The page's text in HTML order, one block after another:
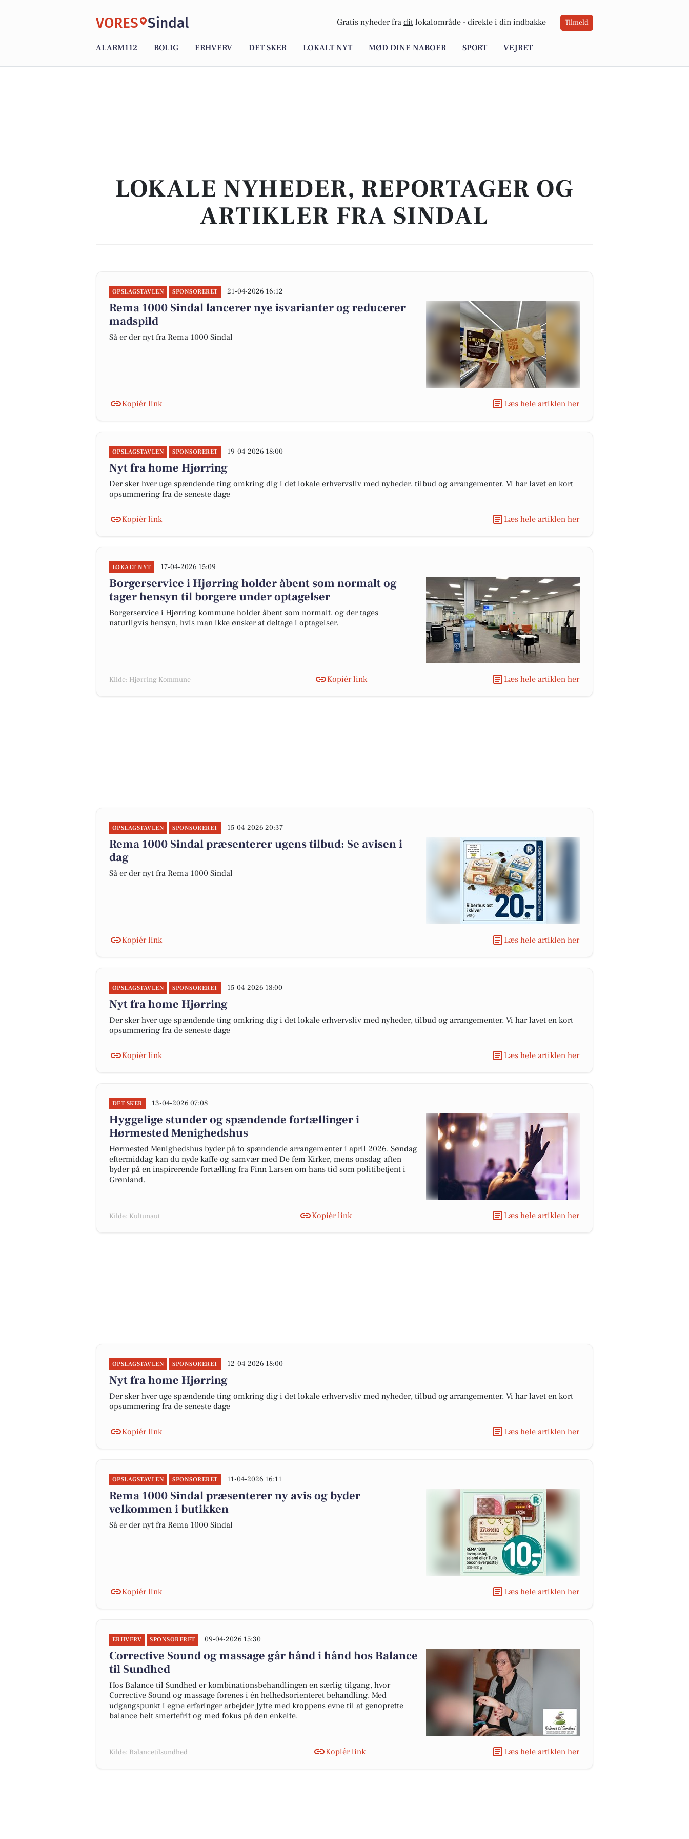
VORES Sindal Gratis nyheder fra dit lokalområde - direkte i din indbakke Tilmeld
ALARM112 BOLIG ERHVERV DET SKER LOKALT NYT MØD DINE NABOER SPORT VEJRET
LOKALE NYHEDER, REPORTAGER OG
ARTIKLER FRA SINDAL
OPSLAGSTAVLEN SPONSORERET 21-04-2026 16:12
Rema 1000 Sindal lancerer nye isvarianter og reducerer
madspild
Så er der nyt fra Rema 1000 Sindal
Kopiér link Læs hele artiklen her
OPSLAGSTAVLEN SPONSORERET 19-04-2026 18:00
Nyt fra home Hjørring
Der sker hver uge spændende ting omkring dig i det lokale erhvervsliv med nyheder, tilbud og arrangementer. Vi har lavet en kort
opsummering fra de seneste dage
Kopiér link Læs hele artiklen her
LOKALT NYT 17-04-2026 15:09
Borgerservice i Hjørring holder åbent som normalt og
tager hensyn til borgere under optagelser
Borgerservice i Hjørring kommune holder åbent som normalt, og der tages
naturligvis hensyn, hvis man ikke ønsker at deltage i optagelser.
Kilde: Hjørring Kommune Kopiér link Læs hele artiklen her
OPSLAGSTAVLEN SPONSORERET 15-04-2026 20:37
Rema 1000 Sindal præsenterer ugens tilbud: Se avisen i
dag
Så er der nyt fra Rema 1000 Sindal
Kopiér link Læs hele artiklen her
OPSLAGSTAVLEN SPONSORERET 15-04-2026 18:00
Nyt fra home Hjørring
Der sker hver uge spændende ting omkring dig i det lokale erhvervsliv med nyheder, tilbud og arrangementer. Vi har lavet en kort
opsummering fra de seneste dage
Kopiér link Læs hele artiklen her
DET SKER 13-04-2026 07:08
Hyggelige stunder og spændende fortællinger i
Hørmested Menighedshus
Hørmested Menighedshus byder på to spændende arrangementer i april 2026. Søndag
eftermiddag kan du nyde kaffe og samvær med De fem Kirker, mens onsdag aften
byder på en inspirerende fortælling fra Finn Larsen om hans tid som politibetjent i
Grønland.
Kilde: Kultunaut Kopiér link Læs hele artiklen her
OPSLAGSTAVLEN SPONSORERET 12-04-2026 18:00
Nyt fra home Hjørring
Der sker hver uge spændende ting omkring dig i det lokale erhvervsliv med nyheder, tilbud og arrangementer. Vi har lavet en kort
opsummering fra de seneste dage
Kopiér link Læs hele artiklen her
OPSLAGSTAVLEN SPONSORERET 11-04-2026 16:11
Rema 1000 Sindal præsenterer ny avis og byder
velkommen i butikken
Så er der nyt fra Rema 1000 Sindal
Kopiér link Læs hele artiklen her
ERHVERV SPONSORERET 09-04-2026 15:30
Corrective Sound og massage går hånd i hånd hos Balance
til Sundhed
Hos Balance til Sundhed er kombinationsbehandlingen en særlig tilgang, hvor
Corrective Sound og massage forenes i én helhedsorienteret behandling. Med
udgangspunkt i egne erfaringer arbejder Jytte med kroppens evne til at genoprette
balance helt smertefrit og med fokus på den enkelte.
Kilde: Balancetilsundhed Kopiér link Læs hele artiklen her